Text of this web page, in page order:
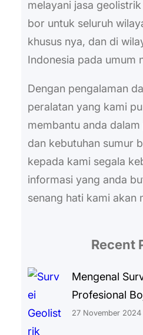
melayani jasa
bor untuk seluruh
khusus nya, dan di
Indonesia pada umum
Dengan pengalaman
peralatan yang kami
membantu anda
dan kebutuhan sumur
kepada kami segala
informasi yang anda
senang hati kami akan
Recent
Mengenal
Profesional
27 November 2024